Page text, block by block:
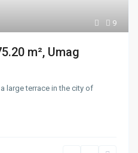
9
m², Umag
large terrace in the city of